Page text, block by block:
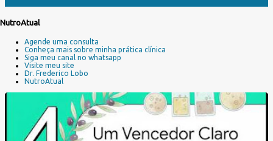
g
NutroAtual
Agende uma consulta
Conheça mais sobre minha prática clínica
Siga meu canal no whatsapp
Visite meu site
Dr. Frederico Lobo
NutroAtual